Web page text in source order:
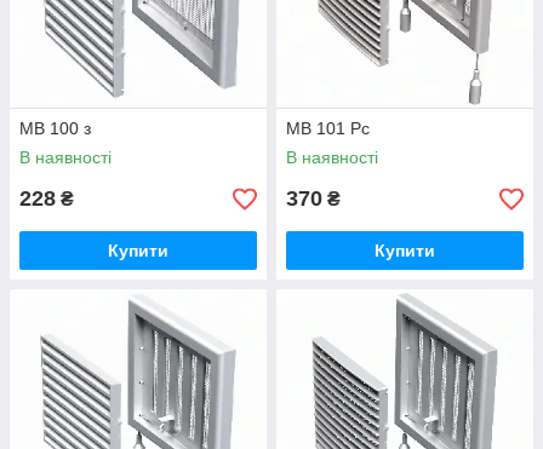
МВ 100 з
В наявності
228 ₴
Купити
МВ 101 Рс
В наявності
370 ₴
Купити